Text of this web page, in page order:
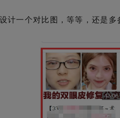
计一个对比图，等等，还是